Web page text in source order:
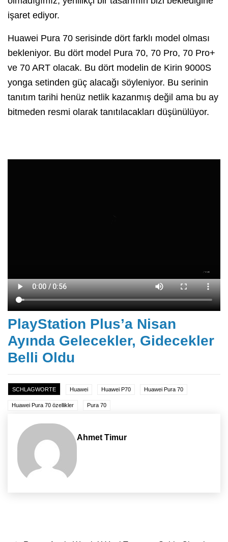
işaret ediyor.
Huawei Pura 70 serisinde dört farklı model olması
bekleniyor. Bu dört model Pura 70, 70 Pro, 70 Pro+
ve 70 ART olacak. Bu dört modelin de Kirin 9000S
yonga setinden güç alacağı söyleniyor. Bu serinin
tanıtım tarihi henüz netlik kazanmış değil ama bu ay
bitmeden resmi olarak tanıtılacakları düşünülüyor.
PlayStation Plus’a Nisan
Ayında Gelecekler, Gidecekler
Belli Oldu
SCHLAGWORTE Huawei Huawei P70 Huawei Pura 70
Huawei Pura 70 özellikler Pura 70
Ahmet Timur